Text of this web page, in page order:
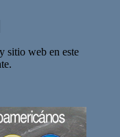
sitio web en este